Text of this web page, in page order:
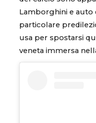
Lamborghini e auto
particolare
usa per spostarsi
veneta immersa